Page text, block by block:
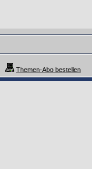
Themen-Abo bestellen